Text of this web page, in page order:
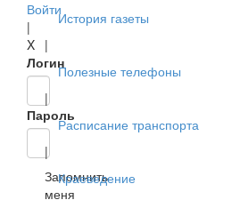
Войти
|
X
Логин
Пароль
Запомнить
меня
История газеты
|
Полезные телефоны
|
Расписание транспорта
|
Краеведение